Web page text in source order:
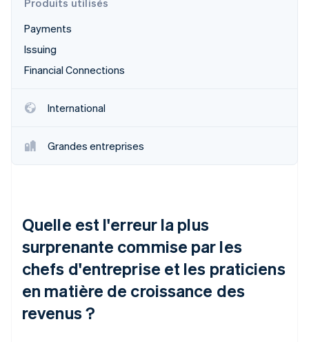
Produits utilisés
Payments
Issuing
Financial Connections
International
Grandes entreprises
Quelle est l'erreur la plus
surprenante commise par les
chefs d'entreprise et les praticiens
en matière de croissance des
revenus ?